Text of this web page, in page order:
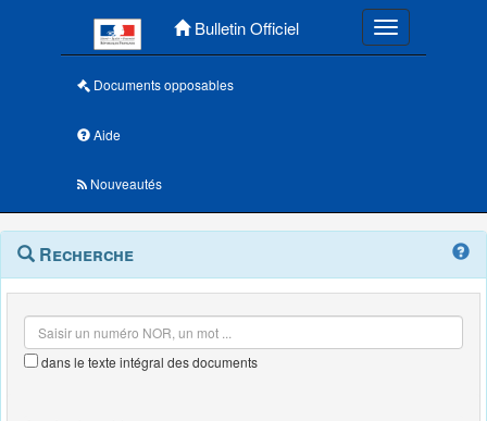
Bulletin Officiel Toggle
Documents opposables
Aide
Nouveautés
Navigation
outils
Menu
contextuel
Recherche
dans le texte intégral des documents